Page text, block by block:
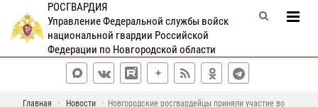
РОСГВАРДИЯ
Управление Федеральной службы войск
национальной гвардии Российской
Федерации по Новгородской области
Главная Новости
Новгородские росгвардейцы приняли участие во